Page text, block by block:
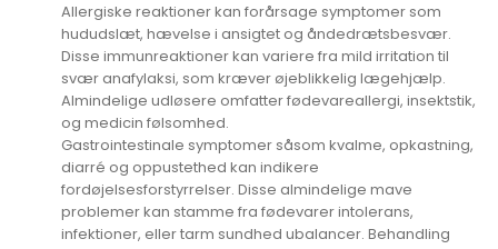
Allergiske reaktioner kan forårsage symptomer som
hududslæt, hævelse i ansigtet og åndedrætsbesvær.
Disse immunreaktioner kan variere fra mild irritation til
svær anafylaksi, som kræver øjeblikkelig lægehjælp.
Almindelige udløsere omfatter fødevareallergi, insektstik,
og medicin følsomhed.
Gastrointestinale symptomer såsom kvalme, opkastning,
diarré og oppustethed kan indikere
fordøjelsesforstyrrelser. Disse almindelige mave
problemer kan stamme fra fødevarer intolerans,
infektioner, eller tarm sundhed ubalancer. Behandling